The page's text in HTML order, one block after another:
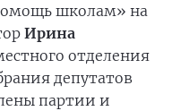
школам» на
Ирина
отделения
депутатов
партии и